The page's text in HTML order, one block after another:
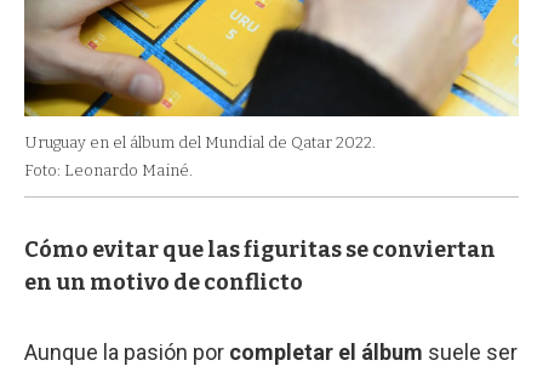
Uruguay en el álbum del Mundial de Qatar 2022.
Foto: Leonardo Mainé.
Cómo evitar que las figuritas se conviertan
en un motivo de conflicto
Aunque la pasión por completar el álbum suele ser